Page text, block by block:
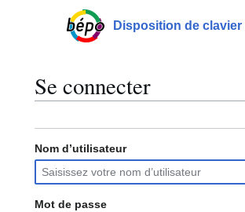
Menu principalDisposition de clavier
Se connecter
Nom d’utilisateur
Mot de passe